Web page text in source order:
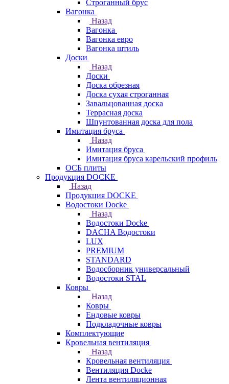
Строганный брус
Вагонка
Назад
Вагонка
Вагонка евро
Вагонка штиль
Доски
Назад
Доски
Доска обрезная
Доска сухая строганная
Завальцованная доска
Террасная доска
Шпунтованная доска для пола
Имитация бруса
Назад
Имитация бруса
Имитация бруса карельский профиль
ОСБ плиты
Продукция DOCKE
Назад
Продукция DOCKE
Водостоки Docke
Назад
Водостоки Docke
DACHA Водостоки
LUX
PREMIUM
STANDARD
Водосборник универсальный
Водостоки STAL
Ковры
Назад
Ковры
Ендовые ковры
Подкладочные ковры
Комплектующие
Кровельная вентиляция
Назад
Кровельная вентиляция
Вентиляция Docke
Лента вентиляционная